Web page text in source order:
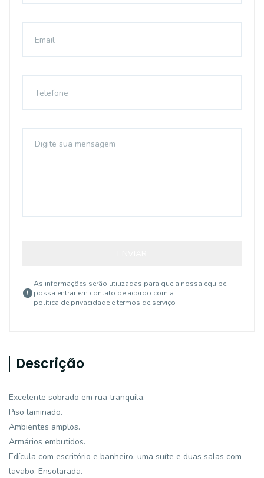
As informações serão utilizadas para que a nossa equipe
possa entrar em contato de acordo com a
política de privacidade e termos de serviço
Descrição
Excelente sobrado em rua tranquila.
Piso laminado.
Ambientes amplos.
Armários embutidos.
Edícula com escritório e banheiro, uma suíte e duas salas com
lavabo. Ensolarada.